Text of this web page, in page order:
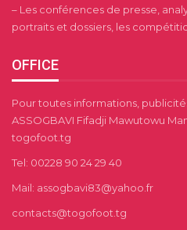
– Les conférences de presse,
portraits et dossiers, les
OFFICE
Pour toutes informations,
ASSOGBAVI Fifadji Mawutowu
togofoot.tg
Tel: 00228 90 24 29 40
Mail: assogbavi83@yahoo.fr
contacts@togofoot.tg